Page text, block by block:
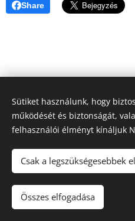
Share
© 2020 Csizmás Pál 2112
Az oldalt aWebnode
Sütiket használunk, hogy
működését és biztonságát,
felhasználói élményt kínáljuk
Csak a legszükségesebbek
Összes elfogadása